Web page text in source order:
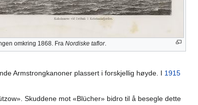
omkring 1868. Fra Nordiske taflor.
Armstrongkanoner plassert i forskjellig høyde. I 1915
Skuddene mot «Blücher» bidro til å besegle dette